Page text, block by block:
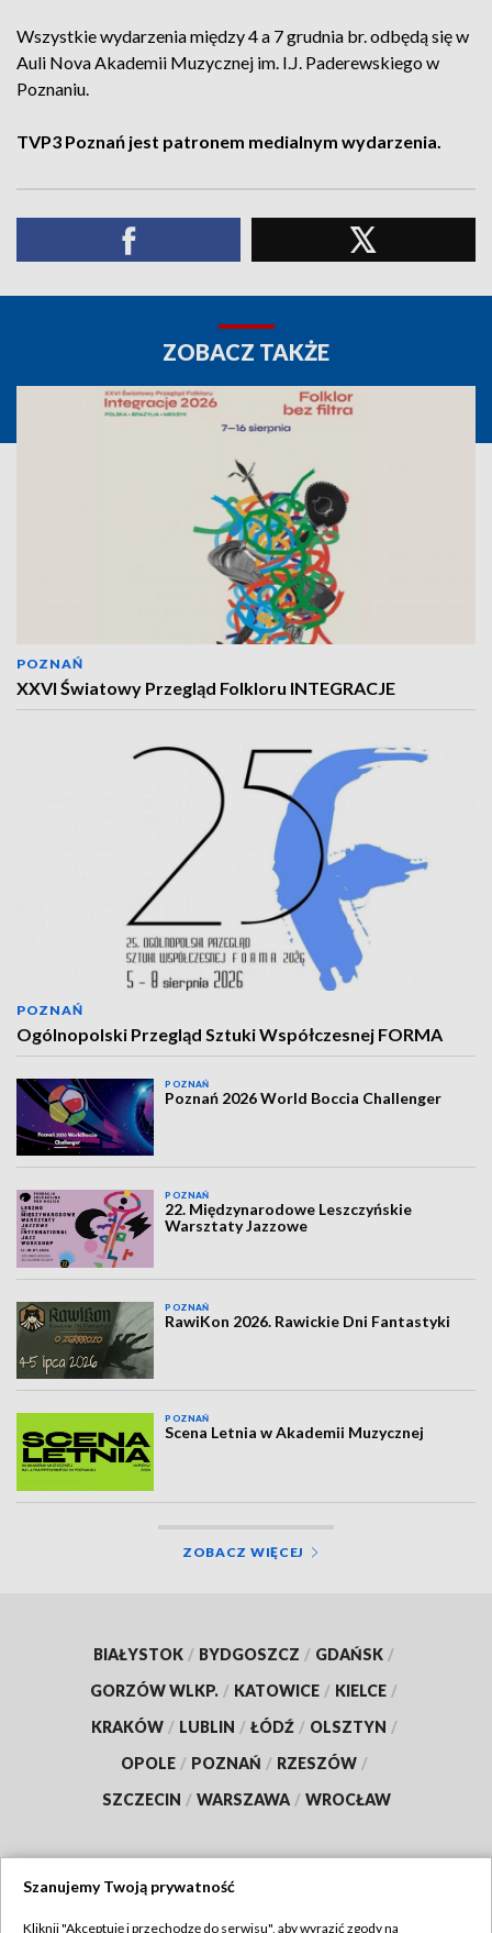
Wszystkie wydarzenia między 4 a 7 grudnia br. odbędą się w
Auli Nova Akademii Muzycznej im. I.J. Paderewskiego w
Poznaniu.
TVP3 Poznań jest patronem medialnym wydarzenia.
ZOBACZ TAKŻE
POZNAŃ
XXVI Światowy Przegląd Folkloru INTEGRACJE
POZNAŃ
Ogólnopolski Przegląd Sztuki Współczesnej FORMA
POZNAŃ
Poznań 2026 World Boccia Challenger
POZNAŃ
22. Międzynarodowe Leszczyńskie
Warsztaty Jazzowe
POZNAŃ
RawiKon 2026. Rawickie Dni Fantastyki
POZNAŃ
Scena Letnia w Akademii Muzycznej
ZOBACZ WIĘCEJ
BIAŁYSTOK / BYDGOSZCZ / GDAŃSK /
GORZÓW WLKP. / KATOWICE / KIELCE /
KRAKÓW / LUBLIN / ŁÓDŹ / OLSZTYN /
OPOLE / POZNAŃ / RZESZÓW /
SZCZECIN / WARSZAWA / WROCŁAW
Szanujemy Twoją prywatność
Kliknij "Akceptuję i przechodzę do serwisu", aby wyrazić zgody na